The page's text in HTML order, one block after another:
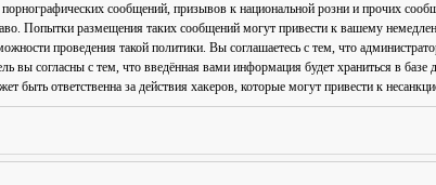
сообщений, призывов к национальной розни и прочих
Попытки размещения таких сообщений могут привести к вашему
проведения такой политики. Вы соглашаетесь с тем, что
согласны с тем, что введённая вами информация будет храниться в
ответственна за действия хакеров, которые могут привести к